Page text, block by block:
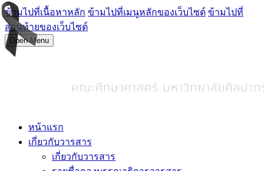
ข้ามไปที่เนื้อหาหลัก ข้ามไปที่เมนูหลักของเว็บไซต์ ข้ามไปที่
ส่วนท้ายของเว็บไซต์
Open Menu
หน้าแรก
เกี่ยวกับวารสาร
เกี่ยวกับวารสาร